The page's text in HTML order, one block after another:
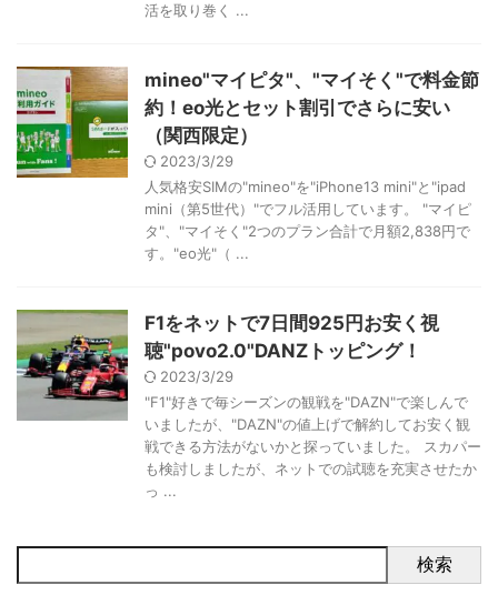
活を取り巻く ...
mineo"マイピタ"、"マイそく"で料金節
約！eo光とセット割引でさらに安い
（関西限定）
2023/3/29
人気格安SIMの"mineo"を"iPhone13 mini"と"ipad
mini（第5世代）"でフル活用しています。 "マイピ
タ"、"マイそく"2つのプラン合計で月額2,838円で
す。"eo光"（ ...
F1をネットで7日間925円お安く視
聴"povo2.0"DANZトッピング！
2023/3/29
"F1"好きで毎シーズンの観戦を"DAZN"で楽しんで
いましたが、"DAZN"の値上げで解約してお安く観
戦できる方法がないかと探っていました。 スカパー
も検討しましたが、ネットでの試聴を充実させたか
っ ...
検索